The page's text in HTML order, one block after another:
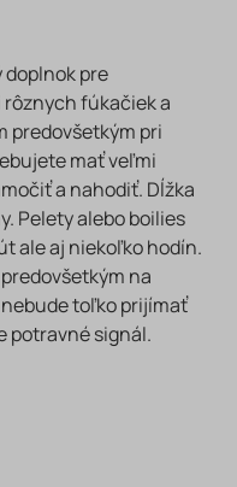
pre
fúkačiek a
predovšetkým pri
mať veľmi
a nahodiť. Dĺžka
Pelety alebo boilies
ale aj niekoľko hodín.
na
toľko prijímať
potravné signál.